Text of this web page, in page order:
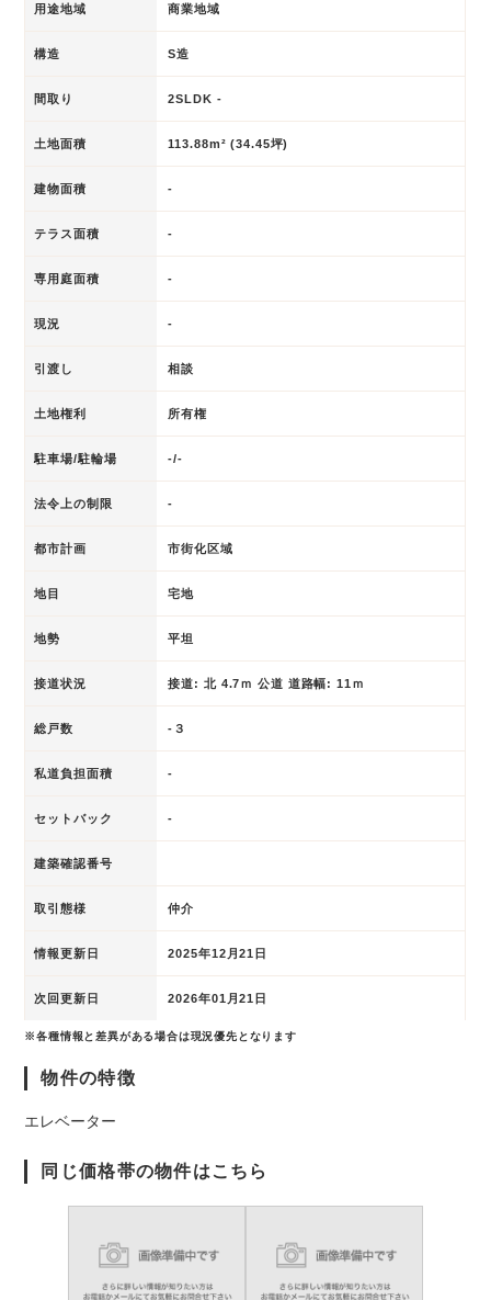
用途地域 商業地域
構造 S造
間取り 2SLDK -
土地面積 113.88m² (34.45坪)
建物面積 -
テラス面積 -
専用庭面積 -
現況 -
引渡し 相談
土地権利 所有権
駐車場/駐輪場 -/-
法令上の制限 -
都市計画 市街化区域
地目 宅地
地勢 平坦
接道状況 接道: 北 4.7ｍ 公道 道路幅: 11ｍ
総戸数 -３
私道負担面積 -
セットバック -
建築確認番号
取引態様 仲介
情報更新日 2025年12月21日
次回更新日 2026年01月21日
※各種情報と差異がある場合は現況優先となります
物件の特徴
エレベーター
同じ価格帯の物件はこちら